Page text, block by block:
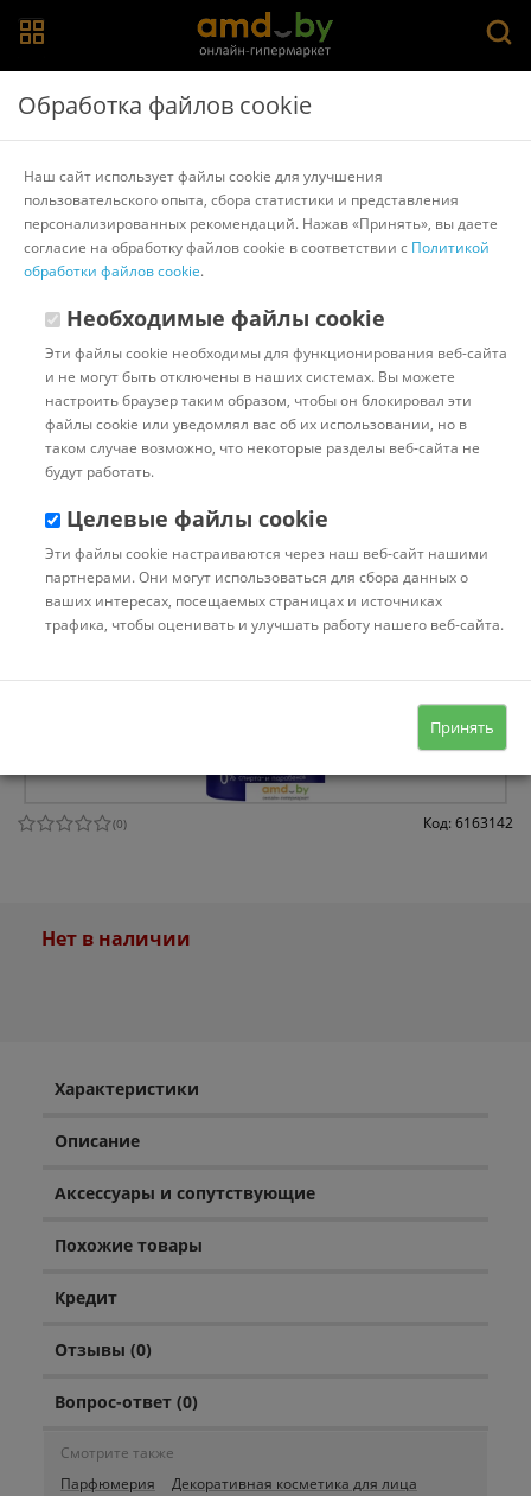
Главная > Каталог товаров Средства для бритья
Другие товары Deonica
(0) Код: 6163142
Нет в наличии
Характеристики
Описание
Аксессуары и сопутствующие
Похожие товары
Кредит
Отзывы (0)
Вопрос-ответ (0)
Смотрите также
Парфюмерия
Декоративная косметика для лица
Обработка файлов cookie
Наш сайт использует файлы cookie для улучшения
пользовательского опыта, сбора статистики и представления
персонализированных рекомендаций. Нажав «Принять», вы даете
согласие на обработку файлов cookie в соответствии с Политикой
обработки файлов cookie.
Необходимые файлы cookie
Эти файлы cookie необходимы для функционирования веб-сайта
и не могут быть отключены в наших системах. Вы можете
настроить браузер таким образом, чтобы он блокировал эти
файлы cookie или уведомлял вас об их использовании, но в
таком случае возможно, что некоторые разделы веб-сайта не
будут работать.
Целевые файлы cookie
Эти файлы cookie настраиваются через наш веб-сайт нашими
партнерами. Они могут использоваться для сбора данных о
ваших интересах, посещаемых страницах и источниках
трафика, чтобы оценивать и улучшать работу нашего веб-сайта.
Принять